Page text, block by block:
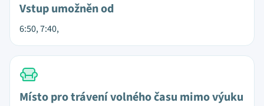
Vstup umožněn od
6:50, 7:40,
Místo pro trávení volného času mimo výuku